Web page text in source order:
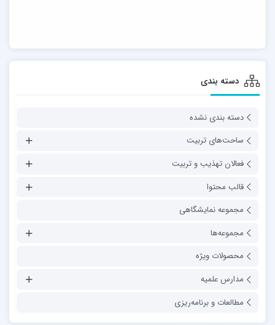
دسته بندی
دسته بندی نشده
ساحت‌های تربیت
فعالان تهذیب و تربیت
قالب محتوا
مجموعه نمایشگاهی
مجموعه‌ها
محصولات ویژه
مدارس علمیه
مطالعات و برنامه‌ریزی